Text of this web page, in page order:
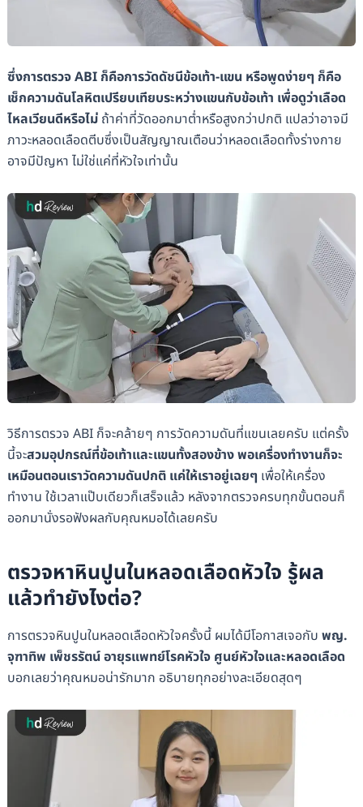
ซึ่งการตรวจ ABI ก็คือการวัดดัชนีข้อเท้า-แขน หรือพูดง่ายๆ ก็คือ
เช็กความดันโลหิตเปรียบเทียบระหว่างแขนกับข้อเท้า เพื่อดูว่าเลือด
ไหลเวียนดีหรือไม่ถ้าค่าที่วัดออกมาต่ำหรือสูงกว่าปกติ แปลว่าอาจมี
ภาวะหลอดเลือดตีบซึ่งเป็นสัญญาณเตือนว่าหลอดเลือดทั้งร่างกาย
อาจมีปัญหา ไม่ใช่แค่ที่หัวใจเท่านั้น
วิธีการตรวจ ABI ก็จะคล้ายๆ การวัดความดันที่แขนเลยครับ แต่ครั้ง
นี้จะสวมอุปกรณ์ที่ข้อเท้าและแขนทั้งสองข้าง พอเครื่องทำงานก็จะ
เหมือนตอนเราวัดความดันปกติ แค่ให้เราอยู่เฉยๆ เพื่อให้เครื่อง
ทำงาน ใช้เวลาแป๊บเดียวก็เสร็จแล้ว หลังจากตรวจครบทุกขั้นตอนก็
ออกมานั่งรอฟังผลกับคุณหมอได้เลยครับ
ตรวจหาหินปูนในหลอดเลือดหัวใจ รู้ผล
แล้วทำยังไงต่อ?
การตรวจหินปูนในหลอดเลือดหัวใจครั้งนี้ ผมได้มีโอกาสเจอกับ พญ.
จุฑาทิพ เพ็ชรรัตน์ อายุรแพทย์โรคหัวใจ ศูนย์หัวใจและหลอดเลือด
บอกเลยว่าคุณหมอน่ารักมาก อธิบายทุกอย่างละเอียดสุดๆ